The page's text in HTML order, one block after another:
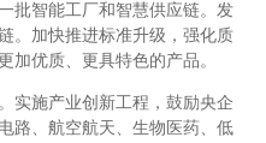
批智能工厂和智慧供应链。发
。加快推进标准升级，强化质
加优质、更具特色的产品。
实施产业创新工程，鼓励央企
路、航空航天、生物医药、低